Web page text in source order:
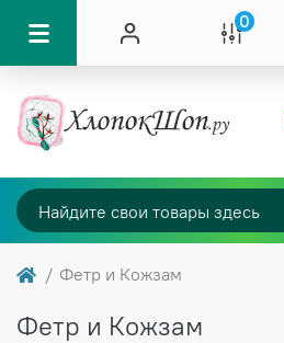
0
Фетр и Кожзам
Фетр и Кожзам